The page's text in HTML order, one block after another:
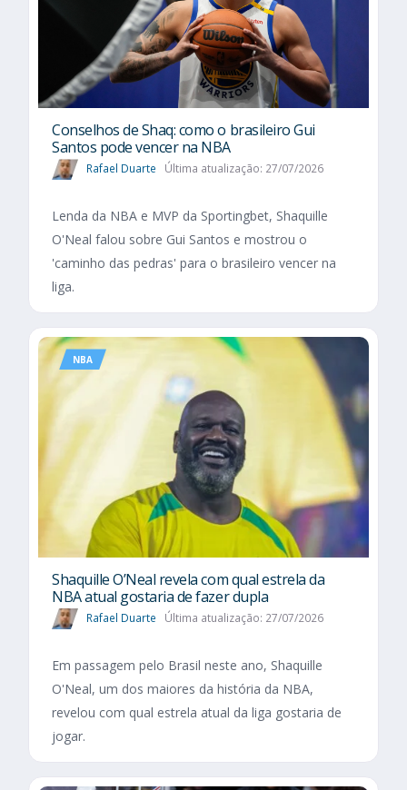
Conselhos de Shaq: como o brasileiro Gui
Santos pode vencer na NBA
Rafael Duarte Última atualização: 27/07/2026
Lenda da NBA e MVP da Sportingbet, Shaquille
O'Neal falou sobre Gui Santos e mostrou o
'caminho das pedras' para o brasileiro vencer na
liga.
NBA
Shaquille O’Neal revela com qual estrela da
NBA atual gostaria de fazer dupla
Rafael Duarte Última atualização: 27/07/2026
Em passagem pelo Brasil neste ano, Shaquille
O'Neal, um dos maiores da história da NBA,
revelou com qual estrela atual da liga gostaria de
jogar.